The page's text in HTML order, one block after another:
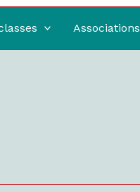
Associations